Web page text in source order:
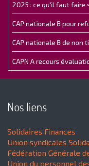
2025 : ce qu'il faut faire
CAP nationale B pour
CAP nationale B de non
CAPN A recours
Nos liens
Solidaires Finances
Union syndicales
Fédération Générale
Union du personnel